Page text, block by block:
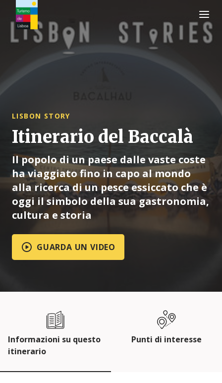
Logo di Turismo de Lisboa
LISBON STORY
Itinerario del Baccalà
Il popolo di un paese dalle vaste coste
ha viaggiato fino in capo al mondo
alla ricerca di un pesce essiccato che è
oggi il simbolo della sua gastronomia,
cultura e storia
GUARDA UN VIDEO
Informazioni su questo
itinerario
Punti di interesse